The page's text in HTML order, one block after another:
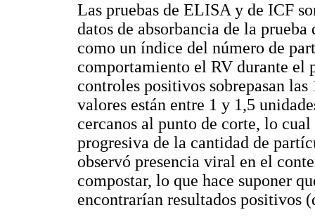
Las pruebas de ELISA y de ICF
datos de absorbancia de la
como un índice del número de
comportamiento el RV durante el
controles positivos sobrepasan
valores están entre 1 y 1,5
cercanos al punto de corte, lo
progresiva de la cantidad de
observó presencia viral en el
compostar, lo que hace suponer
encontrarían resultados positivos